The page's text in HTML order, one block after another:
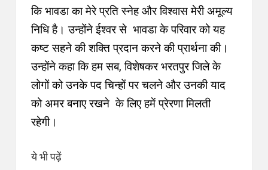
कि भावडा का मेरे प्रति स्नेह और विश्वास मेरी अमूल्य
निधि है। उन्होंने ईश्वर से भावडा के परिवार को यह
कष्ट सहने की शक्ति प्रदान करने की प्रार्थना की।
उन्होंने कहा कि हम सब, विशेषकर भरतपुर जिले के
लोगों को उनके पद चिन्हों पर चलने और उनकी याद
को अमर बनाए रखने के लिए हमें प्रेरणा मिलती
रहेगी।
ये भी पढ़ें